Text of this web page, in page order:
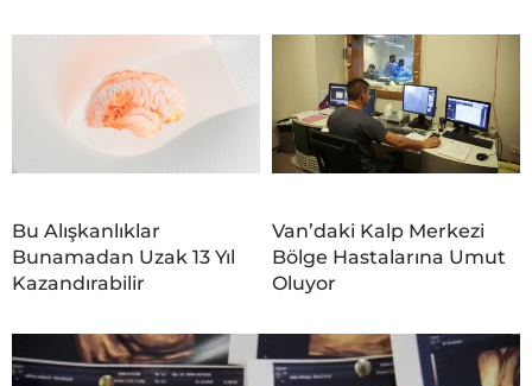
Bu Alışkanlıklar
Bunamadan Uzak 13 Yıl
Kazandırabilir
Van’daki Kalp Merkezi
Bölge Hastalarına Umut
Oluyor